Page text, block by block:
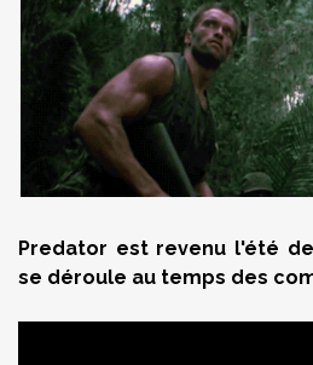
Predator est revenu l'été
se déroule au temps des